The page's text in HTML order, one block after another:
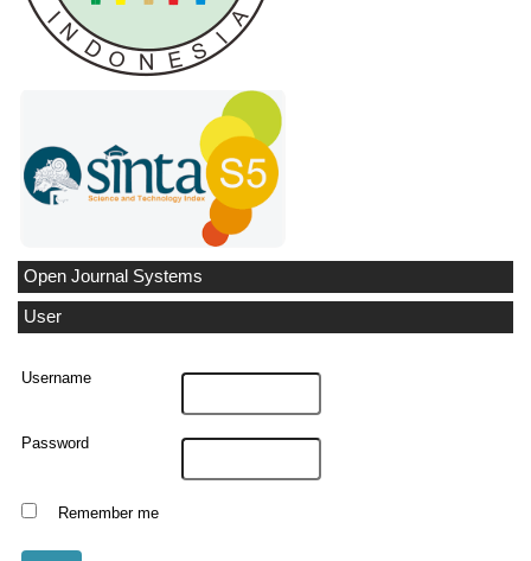
Open Journal Systems
User
Username
Password
Remember me